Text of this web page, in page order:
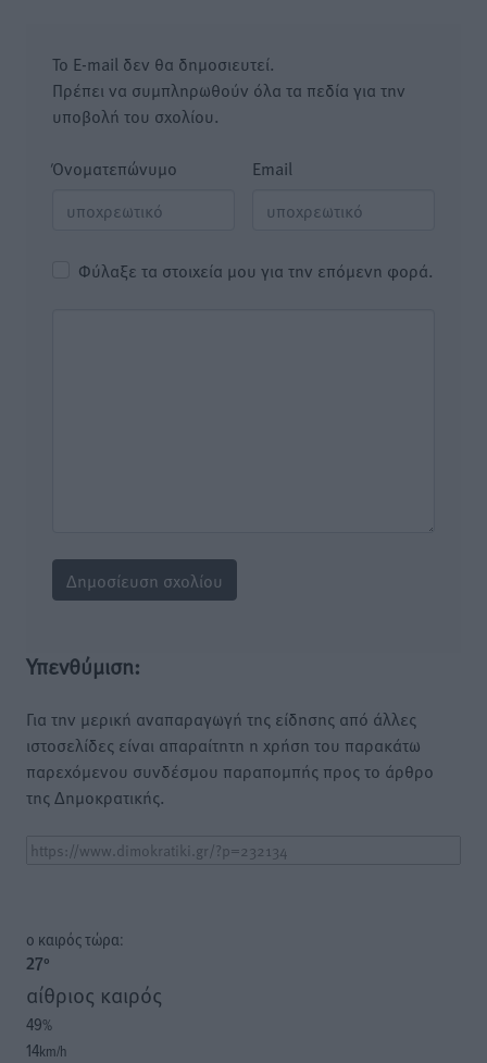
Το E-mail δεν θα δημοσιευτεί.
Πρέπει να συμπληρωθούν όλα τα πεδία για την
υποβολή του σχολίου.
Όνοματεπώνυμο Email
Φύλαξε τα στοιχεία μου για την επόμενη φορά.
Υπενθύμιση:
Για την μερική αναπαραγωγή της είδησης από άλλες
ιστοσελίδες είναι απαραίτητη η χρήση του παρακάτω
παρεχόμενου συνδέσμου παραπομπής προς το άρθρο
της Δημοκρατικής.
o καιρός τώρα:
27°
αίθριος καιρός
49%
14km/h